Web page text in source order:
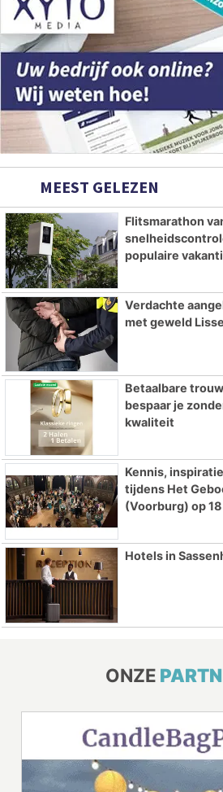
MEEST GELEZEN
Flitsmarathon
populaire
Verdachte
met geweld Lisse
Betaalbare
bespaar je
kwaliteit
Kennis,
tijdens Het
(Voorburg) op
Hotels in
ONZE